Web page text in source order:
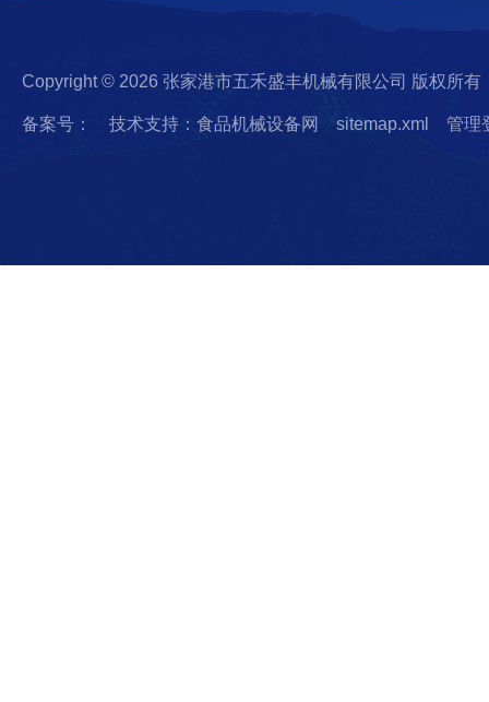
Copyright © 2026 张家港市五禾盛丰机械有限公司 版权所有
备案号： 技术支持：食品机械设备网 sitemap.xml 管理